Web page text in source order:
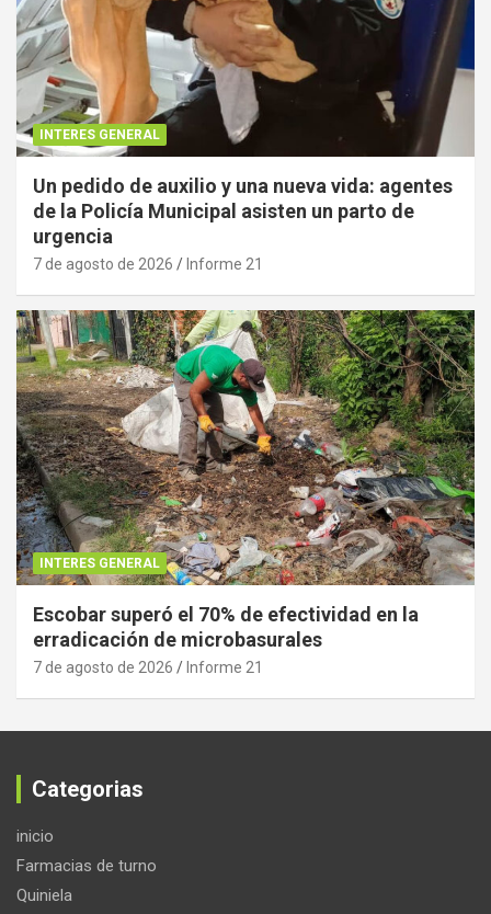
INTERES GENERAL
Un pedido de auxilio y una nueva vida: agentes
de la Policía Municipal asisten un parto de
urgencia
7 de agosto de 2026 Informe 21
INTERES GENERAL
Escobar superó el 70% de efectividad en la
erradicación de microbasurales
7 de agosto de 2026 Informe 21
Categorias
inicio
Farmacias de turno
Quiniela